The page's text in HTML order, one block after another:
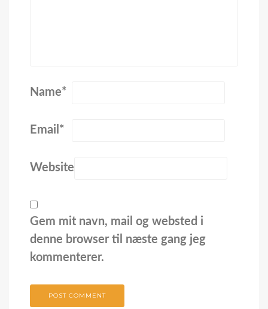
Name*
Email *
Website
Gem mit navn, mail og websted i
denne browser til næste gang jeg
kommenterer.